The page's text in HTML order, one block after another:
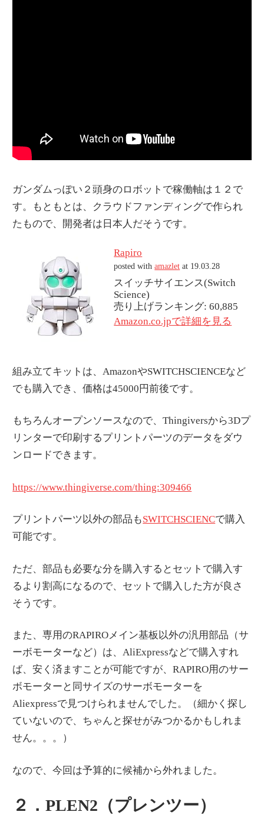
ガンダムっぽい２頭身のロボットで稼働軸は１２で
す。もともとは、クラウドファンディングで作られ
たもので、開発者は日本人だそうです。
Rapiro
posted withamazlet at 19.03.28
スイッチサイエンス(Switch
Science)
売り上げランキング: 60,885
Amazon.co.jpで詳細を見る
組み立てキットは、AmazonやSWITCHSCIENCEなど
でも購入でき、価格は45000円前後です。
もちろんオープンソースなので、Thingiversから3Dプ
リンターで印刷するプリントパーツのデータをダウ
ンロードできます。
https://www.thingiverse.com/thing:309466
プリントパーツ以外の部品もSWITCHSCIENCで購入
可能です。
ただ、部品も必要な分を購入するとセットで購入す
るより割高になるので、セットで購入した方が良さ
そうです。
また、専用のRAPIROメイン基板以外の汎用部品（サ
ーボモーターなど）は、AliExpressなどで購入すれ
ば、安く済ますことが可能ですが、RAPIRO用のサー
ボモーターと同サイズのサーボモーターを
Aliexpressで見つけられませんでした。（細かく探し
ていないので、ちゃんと探せがみつかるかもしれま
せん。。。）
なので、今回は予算的に候補から外れました。
２．PLEN2（プレンツー）